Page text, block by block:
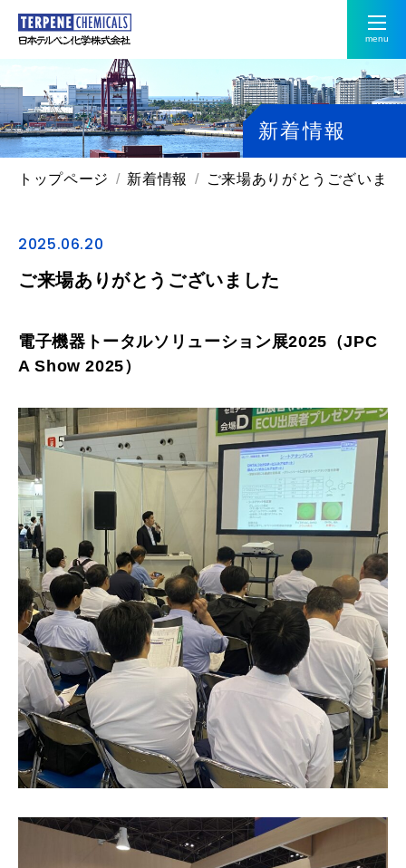
menu
新着情報
トップページ 新着情報 ご来場ありがとうございまし
2025.06.20
ご来場ありがとうございました
電子機器トータルソリューション展2025（JPC
A Show 2025）